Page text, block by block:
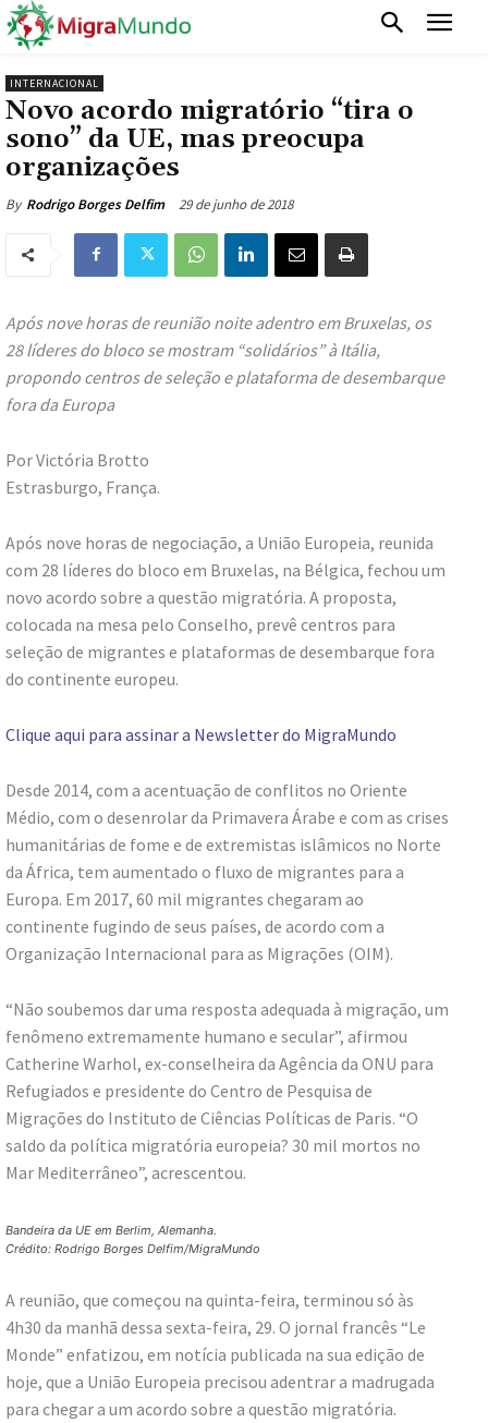
INTERNACIONAL
Novo acordo migratório “tira o
sono” da UE, mas preocupa
organizações
By Rodrigo Borges Delfim 29 de junho de 2018
Após nove horas de reunião noite adentro em Bruxelas, os
28 líderes do bloco se mostram “solidários” à Itália,
propondo centros de seleção e plataforma de desembarque
fora da Europa
Por Victória Brotto
Estrasburgo, França.
Após nove horas de negociação, a União Europeia, reunida
com 28 líderes do bloco em Bruxelas, na Bélgica, fechou um
novo acordo sobre a questão migratória. A proposta,
colocada na mesa pelo Conselho, prevê centros para
seleção de migrantes e plataformas de desembarque fora
do continente europeu.
Clique aqui para assinar a Newsletter do MigraMundo
Desde 2014, com a acentuação de conflitos no Oriente
Médio, com o desenrolar da Primavera Árabe e com as crises
humanitárias de fome e de extremistas islâmicos no Norte
da África, tem aumentado o fluxo de migrantes para a
Europa. Em 2017, 60 mil migrantes chegaram ao
continente fugindo de seus países, de acordo com a
Organização Internacional para as Migrações (OIM).
“Não soubemos dar uma resposta adequada à migração, um
fenômeno extremamente humano e secular”, afirmou
Catherine Warhol, ex-conselheira da Agência da ONU para
Refugiados e presidente do Centro de Pesquisa de
Migrações do Instituto de Ciências Políticas de Paris. “O
saldo da política migratória europeia? 30 mil mortos no
Mar Mediterrâneo”, acrescentou.
Bandeira da UE em Berlim, Alemanha.
Crédito: Rodrigo Borges Delfim/MigraMundo
A reunião, que começou na quinta-feira, terminou só às
4h30 da manhã dessa sexta-feira, 29. O jornal francês “Le
Monde” enfatizou, em notícia publicada na sua edição de
hoje, que a União Europeia precisou adentrar a madrugada
para chegar a um acordo sobre a questão migratória.